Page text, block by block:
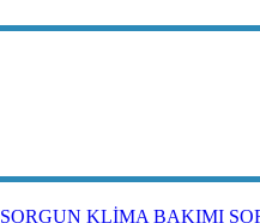
SORGUN KLİMA BAKIMI